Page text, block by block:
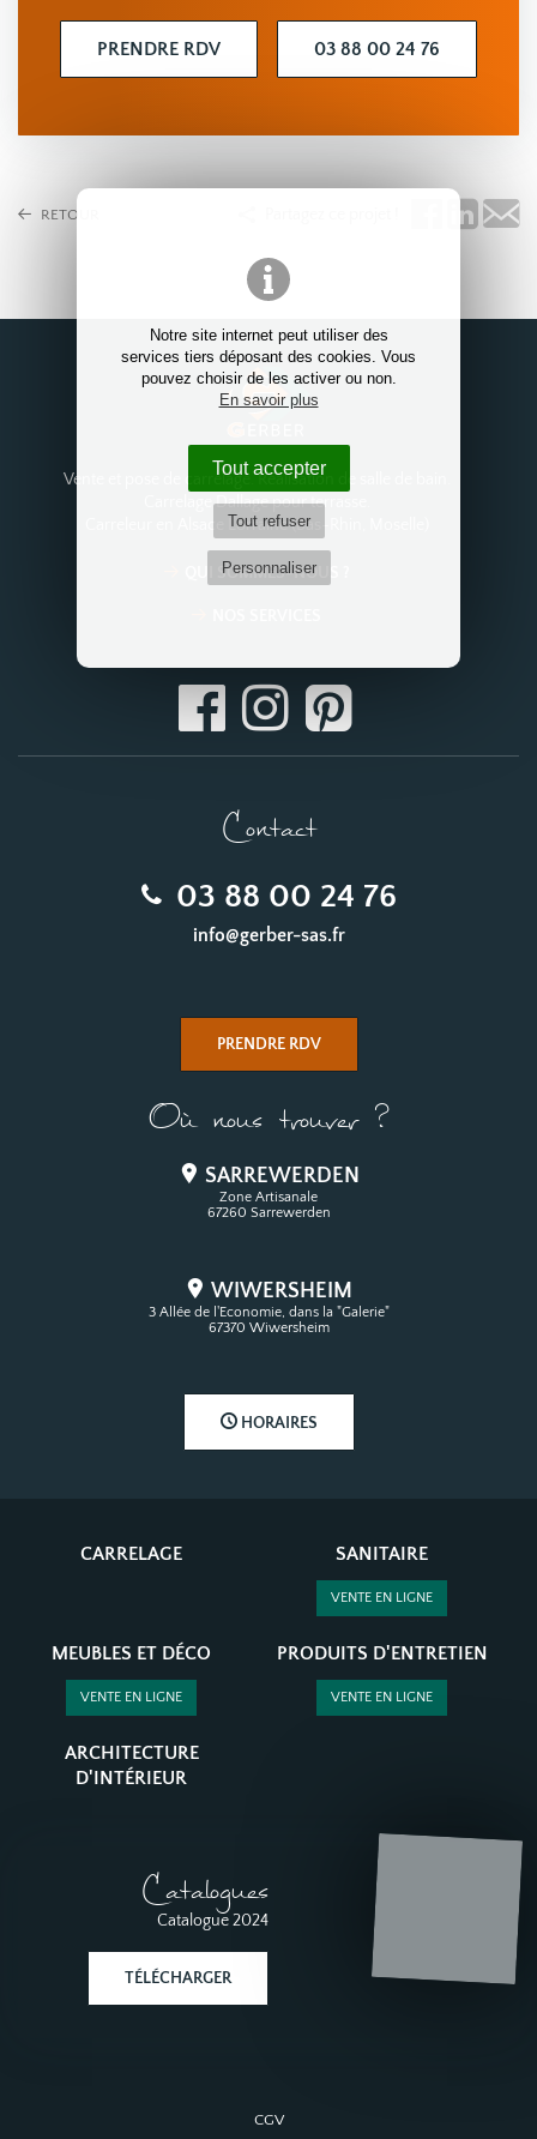
Notre site internet peut utiliser des
services tiers déposant des cookies. Vous
pouvez choisir de les activer ou non.
En savoir plus
Tout accepter
Tout refuser
Personnaliser
PRENDRE RDV 03 88 00 24 76
RETOUR
Vente et pose de carrelage. Réalisation de salle de bain.
Carrelage Dallage pour terrasse.
Carreleur en Alsace Lorraine (Bas-Rhin, Moselle)
QUI SOMMES-NOUS ?
Contact
03 88 00 24 76
info@gerber-sas.fr
PRENDRE RDV
Où nous trouver ?
SARREWERDEN
Zone Artisanale
67260 Sarrewerden
WIWERSHEIM
3 Allée de l'Economie, dans la "Galerie"
67370 Wiwersheim
HORAIRES
CARRELAGE SANITAIRE
VENTE EN LIGNE
MEUBLES ET DÉCO
VENTE EN LIGNE
PRODUITS D'ENTRETIEN
VENTE EN LIGNE
ARCHITECTURE
D'INTÉRIEUR
Catalogues
Catalogue 2024
TÉLÉCHARGER
CGV